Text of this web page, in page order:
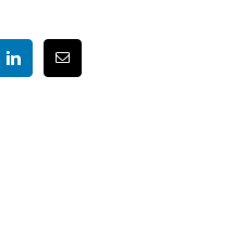
LinkedInEmail